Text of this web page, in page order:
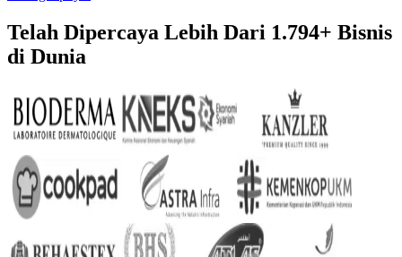
Telah Dipercaya Lebih Dari 1.794+ Bisnis
di Dunia